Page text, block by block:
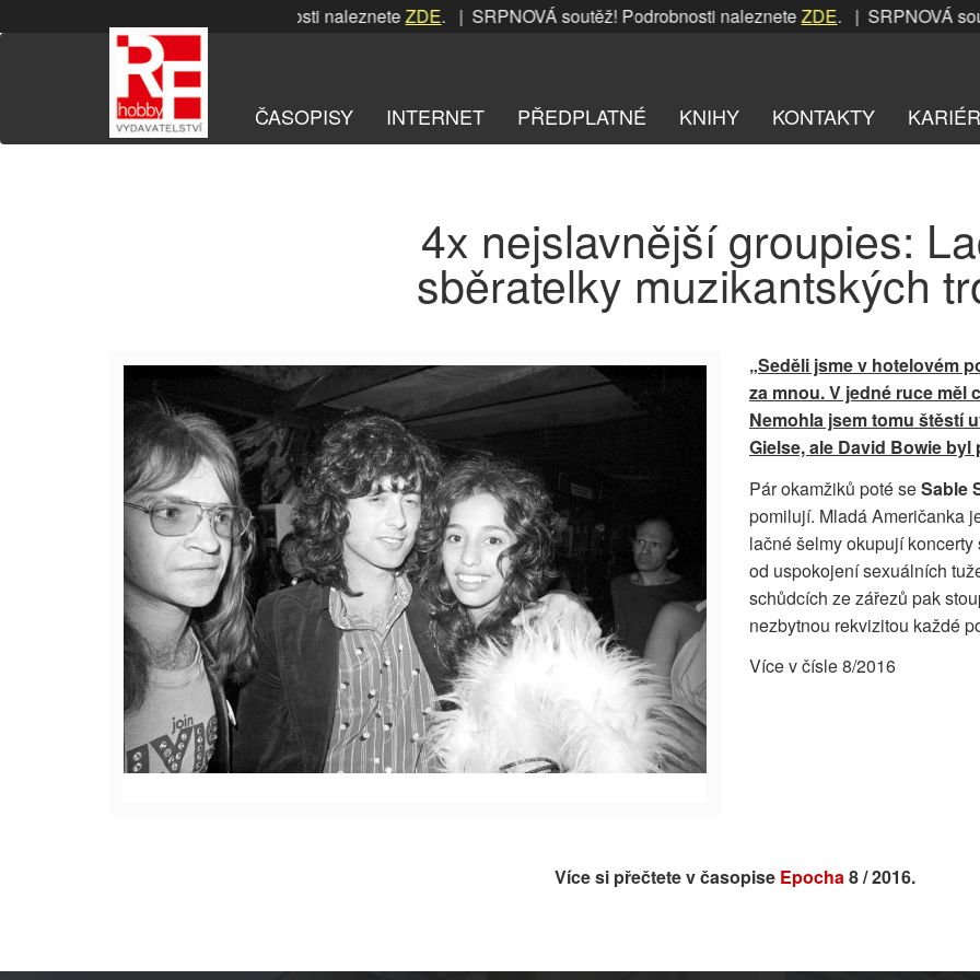
na
SRPNOVÁ soutěž! Podrobnosti nalezneteZDE. | SRPNOVÁ soutěž! Podrobnosti nalezneteZDE. | SRPNOVÁ
ČASOPISY INTERNET PŘEDPLATNÉ KNIHY KONTAKTY
4x nejslavnější groupies:
sběratelky muzikantských
„Seděli jsme v hotelovém
za mnou. V jedné ruce měl
Nemohla jsem tomu štěstí
Gielse, ale David Bowie
Pár okamžiků poté seSable
pomilují. Mladá Američanka
lačné šelmy okupují
od uspokojení sexuálních
schůdcích ze zářezů pak
nezbytnou rekvizitou každé
Více v čísle 8/2016
Více si přečtete v časopise Epocha8 / 2016.